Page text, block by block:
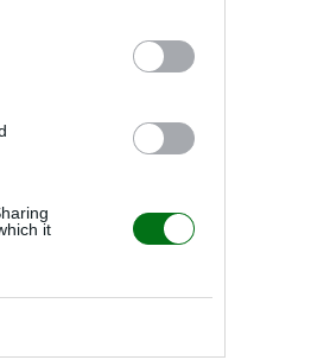
it
mantener la higiene